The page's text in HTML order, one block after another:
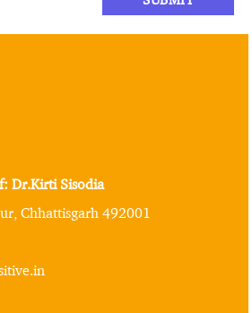
Dr.Kirti Sisodia
Chhattisgarh 492001